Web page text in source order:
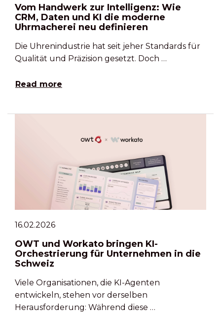
Vom Handwerk zur Intelligenz: Wie
CRM, Daten und KI die moderne
Uhrmacherei neu definieren
Die Uhrenindustrie hat seit jeher Standards für
Qualität und Präzision gesetzt. Doch …
Read more
16.02.2026
OWT und Workato bringen KI-
Orchestrierung für Unternehmen in die
Schweiz
Viele Organisationen, die KI-Agenten
entwickeln, stehen vor derselben
Herausforderung: Während diese …